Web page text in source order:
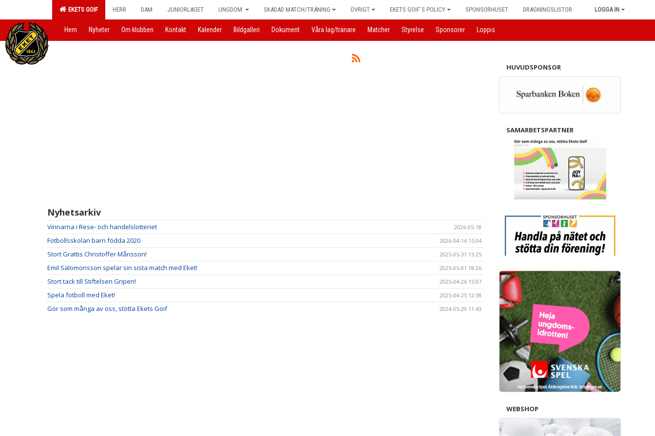
EKETS GOIF HERR DAM JUNIORLAGET UNGDOM SKADAD MATCH/TRÄNING ÖVRIGT EKETS GOIF´S POLICY SPONSORHUSET DRAGNINGSLISTOR LOGGA IN
Hem Nyheter Om klubben Kontakt Kalender Bildgalleri Dokument Våra lag/tränare Matcher Styrelse Sponsorer Loppis
Nyhetsarkiv
Vinnarna i Rese- och handelslotteriet 2026-05-18
Fotbollsskolan barn födda 2020 2026-04-16 15:04
Stort Grattis Christoffer Månsson! 2025-05-31 13:25
Emil Salomonsson spelar sin sista match med Eket! 2025-05-01 18:26
Stort tack till Stiftelsen Gripen! 2025-04-26 15:07
Spela fotboll med Eket! 2025-04-25 12:38
Gör som många av oss, stötta Ekets Goif 2024-05-29 11:43
HUVUDSPONSOR
SAMARBETSPARTNER
WEBSHOP